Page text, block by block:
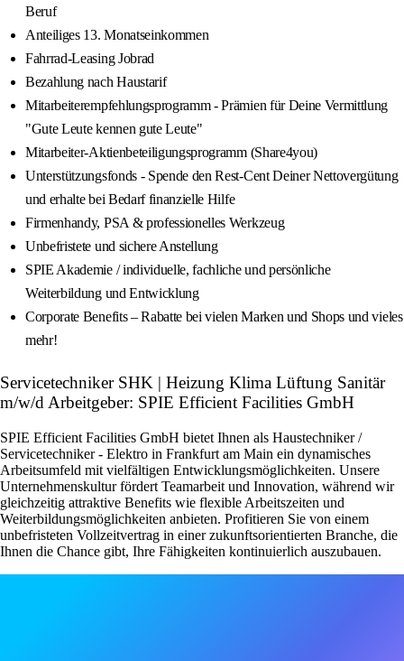
Beruf
Anteiliges 13. Monatseinkommen
Fahrrad-Leasing Jobrad
Bezahlung nach Haustarif
Mitarbeiterempfehlungsprogramm - Prämien für Deine Vermittlung
"Gute Leute kennen gute Leute"
Mitarbeiter-Aktienbeteiligungsprogramm (Share4you)
Unterstützungsfonds - Spende den Rest-Cent Deiner Nettovergütung
und erhalte bei Bedarf finanzielle Hilfe
Firmenhandy, PSA & professionelles Werkzeug
Unbefristete und sichere Anstellung
SPIE Akademie / individuelle, fachliche und persönliche
Weiterbildung und Entwicklung
Corporate Benefits – Rabatte bei vielen Marken und Shops und vieles
mehr!
Servicetechniker SHK | Heizung Klima Lüftung Sanitär
m/w/d Arbeitgeber: SPIE Efficient Facilities GmbH
SPIE Efficient Facilities GmbH bietet Ihnen als Haustechniker /
Servicetechniker - Elektro in Frankfurt am Main ein dynamisches
Arbeitsumfeld mit vielfältigen Entwicklungsmöglichkeiten. Unsere
Unternehmenskultur fördert Teamarbeit und Innovation, während wir
gleichzeitig attraktive Benefits wie flexible Arbeitszeiten und
Weiterbildungsmöglichkeiten anbieten. Profitieren Sie von einem
unbefristeten Vollzeitvertrag in einer zukunftsorientierten Branche, die
Ihnen die Chance gibt, Ihre Fähigkeiten kontinuierlich auszubauen.